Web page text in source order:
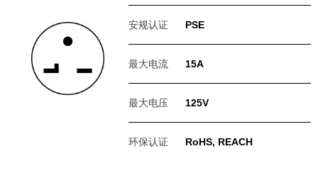
安规认证 PSE
最大电流 15A
最大电压 125V
环保认证 RoHS, REACH